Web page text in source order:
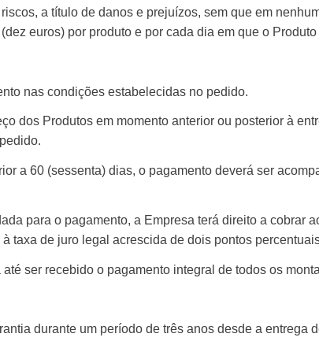
a título de danos e prejuízos, sem que em
euros) por produto e por cada dia em que o
nas condições estabelecidas no pedido.
dos Produtos em momento anterior ou posterior à
a 60 (sessenta) dias, o pagamento deverá ser
para o pagamento, a Empresa terá direito a cobrar
taxa de juro legal acrescida de dois pontos
ser recebido o pagamento integral de todos os
durante um período de três anos desde a entrega